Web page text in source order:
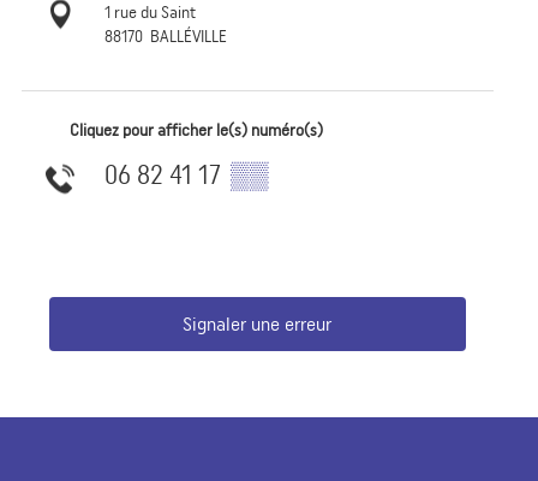
1 rue du Saint
88170 BALLÉVILLE
Cliquez pour afficher le(s) numéro(s)
06 82 41 17 ▒▒
Signaler une erreur